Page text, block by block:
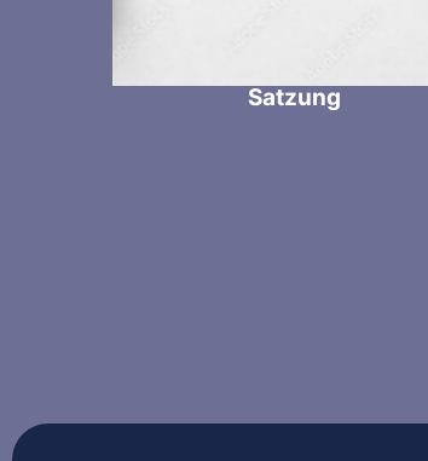
Satzung